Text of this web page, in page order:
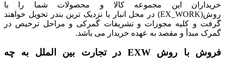
خریداران این مجموعه کالا و محصولات شما را با
روش(EX_WORK) در محل انبار یا نزدیک ترین بندر تحویل خواهند
گرفت و کلیه مجوزات و تشریفات گمرکی و مراحل ترخیص در
گمرک مبدأ و مقصد به عهده خریدار می باشد.
فروش با روش EXW در تجارت بین الملل به چه